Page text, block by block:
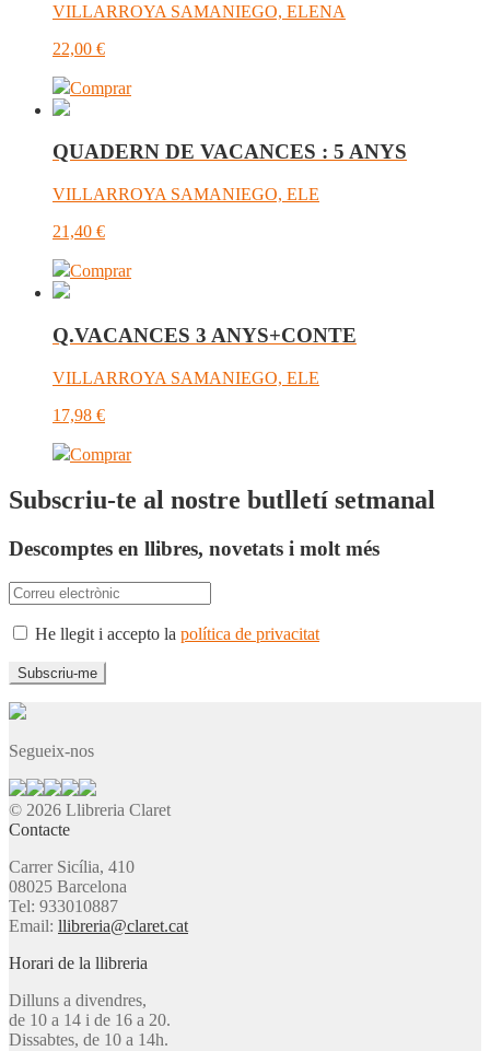
VILLARROYA SAMANIEGO, ELENA
22,00 €
Comprar
QUADERN DE VACANCES : 5 ANYS
VILLARROYA SAMANIEGO, ELE
21,40 €
Comprar
Q.VACANCES 3 ANYS+CONTE
VILLARROYA SAMANIEGO, ELE
17,98 €
Comprar
Subscriu-te al nostre butlletí setmanal
Descomptes en llibres, novetats i molt més
He llegit i accepto la política de privacitat
Segueix-nos
© 2026 Llibreria Claret
Contacte
Carrer Sicília, 410
08025 Barcelona
Tel: 933010887
Email: llibreria@claret.cat
Horari de la llibreria
Dilluns a divendres,
de 10 a 14 i de 16 a 20.
Dissabtes, de 10 a 14h.